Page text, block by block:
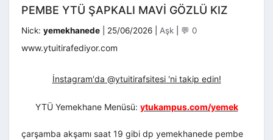
PEMBE YTÜ ŞAPKALI MAVI GÖZLÜ KIZ
Nick: yemekhanede 25/06/2026 Kategoriler
Aşk 💬 0
www.ytuitirafediyor.com
İnstagram'da @ytuitirafsitesi 'ni takip edin!
YTÜ Yemekhane Menüsü: ytukampus.com/yemek
çarşamba akşamı saat 19 gibi dp yemekhanede pembe